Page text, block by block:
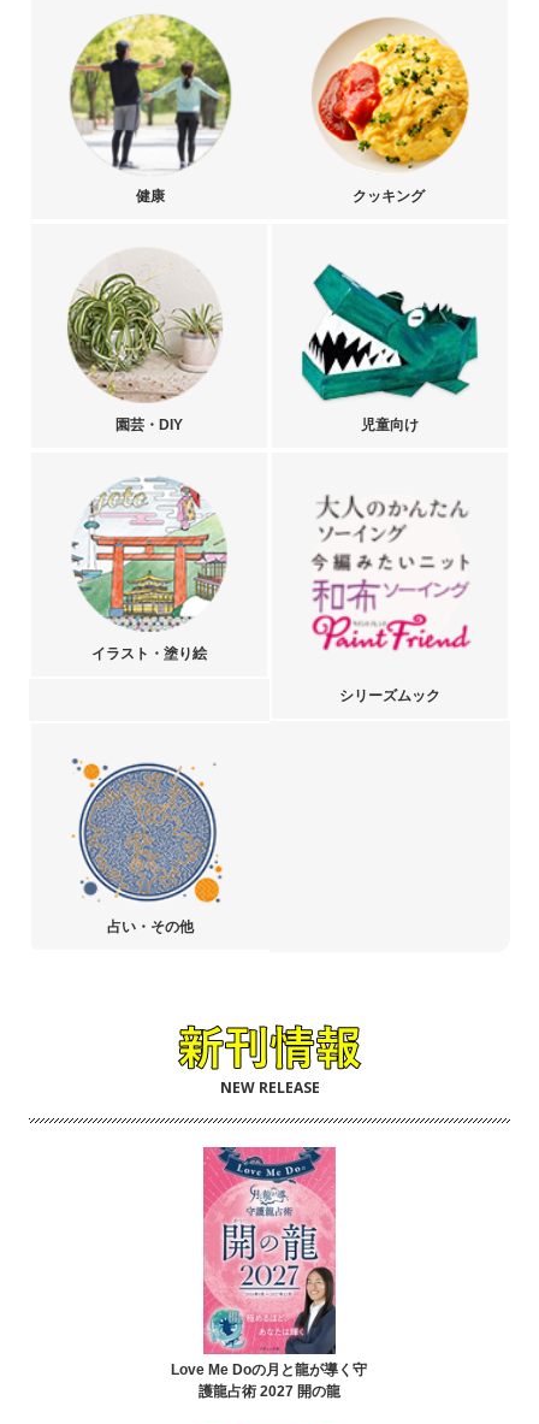
健康 クッキング
園芸・DIY 児童向け
イラスト・塗り絵
シリーズムック
占い・その他
NEW RELEASE
Love Me Doの月と龍が導く守
護龍占術 2027 開の龍